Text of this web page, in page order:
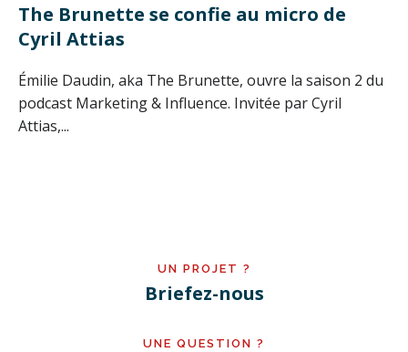
The Brunette se confie au micro de
Cyril Attias
Émilie Daudin, aka The Brunette, ouvre la saison 2 du
podcast Marketing & Influence. Invitée par Cyril
Attias,...
UN PROJET ?
Briefez-nous
UNE QUESTION ?